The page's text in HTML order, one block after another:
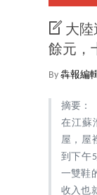
大陸
餘元，
By 犇報編
摘要：
在江蘇
屋，屋
到下午
一雙鞋
收入也